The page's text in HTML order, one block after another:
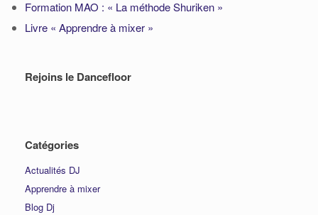
Formation MAO : « La méthode Shuriken »
Livre « Apprendre à mixer »
Rejoins le Dancefloor
Catégories
Actualités DJ
Apprendre à mixer
Blog Dj